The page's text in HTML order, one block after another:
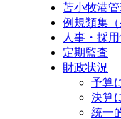
苫小牧港
例規類集（
人事・採
定期監査
財政状況
予算
決算
統一